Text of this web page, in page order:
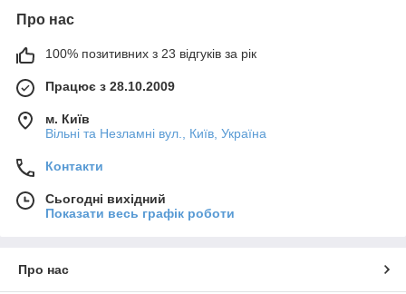
Про нас
100% позитивних з 23 відгуків за рік
Працює з 28.10.2009
м. Київ
Вільні та Незламні вул., Київ, Україна
Контакти
Сьогодні вихідний
Показати весь графік роботи
Про нас